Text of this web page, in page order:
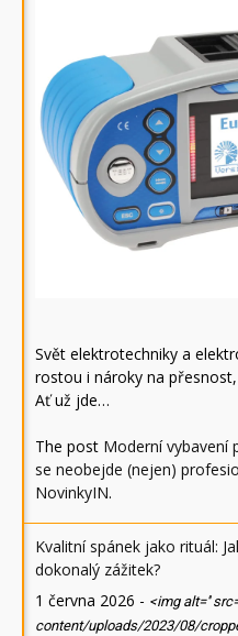
Svět elektrotechniky a
rostou i nároky na
Ať už jde…
The post Moderní vybavení
se neobejde (nejen)
NovinkyIN.
Kvalitní spánek jako rituál:
dokonalý zážitek?
1 června 2026 - <img alt=''
content/uploads/2023/08/